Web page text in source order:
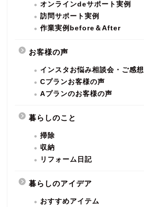
オンラインdeサポート実例
訪問サポート実例
作業実例before＆After
お客様の声
インスタお悩み相談会・ご感想
Cプランお客様の声
Aプランのお客様の声
暮らしのこと
掃除
収納
リフォーム日記
暮らしのアイデア
おすすめアイテム